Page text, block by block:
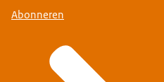
Abonneren